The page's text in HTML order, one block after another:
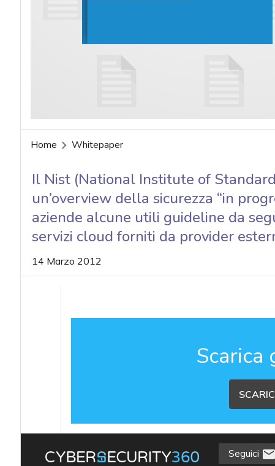
Home Whitepaper
Il Nist (National Institute of
un’overview della sicurezza “in
aziende alcune utili guideline da
servizi cloud forniti da provider
14 Marzo 2012
Scarica
Seguici